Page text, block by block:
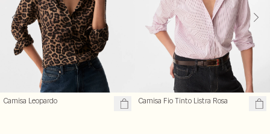
Camisa Leopardo Camisa Fio Tinto Listra Rosa